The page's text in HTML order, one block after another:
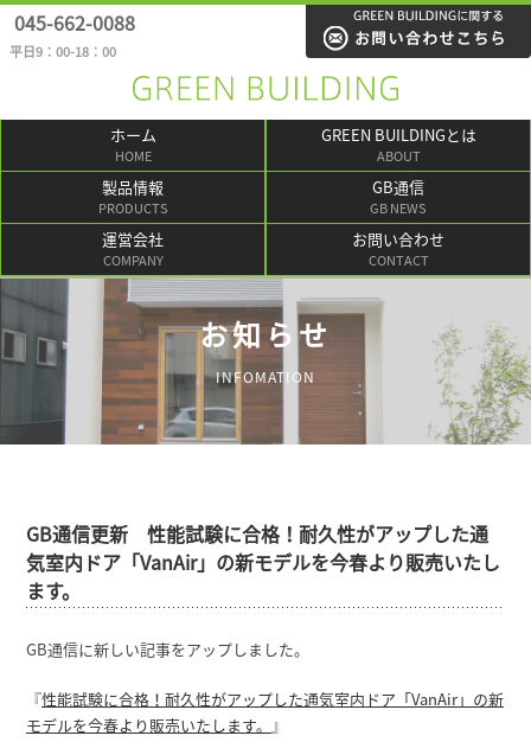
045-662-0088
平日9：00-18：00
ホーム
HOME
GREEN BUILDINGとは
ABOUT
製品情報
PRODUCTS
GB通信
GB NEWS
運営会社
COMPANY
お問い合わせ
CONTACT
お知らせ
INFOMATION
GB通信更新 性能試験に合格！耐久性がアップした通
気室内ドア「VanAir」の新モデルを今春より販売いたし
ます。
GB通信に新しい記事をアップしました。
『性能試験に合格！耐久性がアップした通気室内ドア「VanAir」の新
モデルを今春より販売いたします。
』